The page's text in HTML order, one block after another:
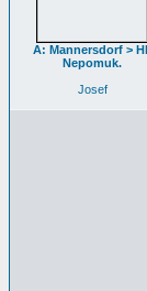
A: Mannersdorf >
Nepomuk.
Josef